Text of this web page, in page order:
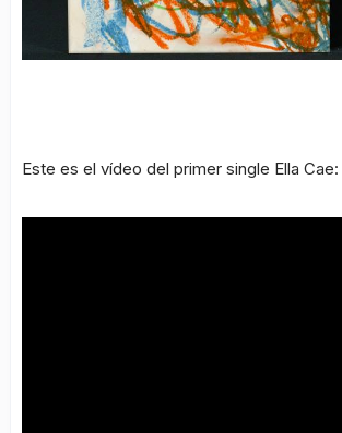
Este es el vídeo del primer single Ella Cae: